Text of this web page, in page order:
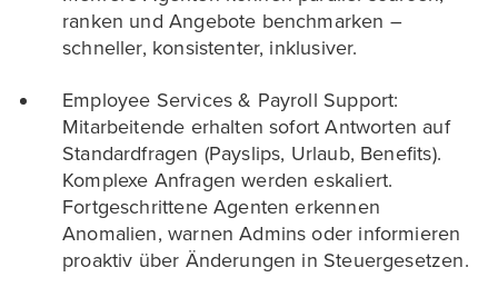
ranken und Angebote benchmarken –
schneller, konsistenter, inklusiver.
Employee Services & Payroll Support:
Mitarbeitende erhalten sofort Antworten auf
Standardfragen (Payslips, Urlaub, Benefits).
Komplexe Anfragen werden eskaliert.
Fortgeschrittene Agenten erkennen
Anomalien, warnen Admins oder informieren
proaktiv über Änderungen in Steuergesetzen.